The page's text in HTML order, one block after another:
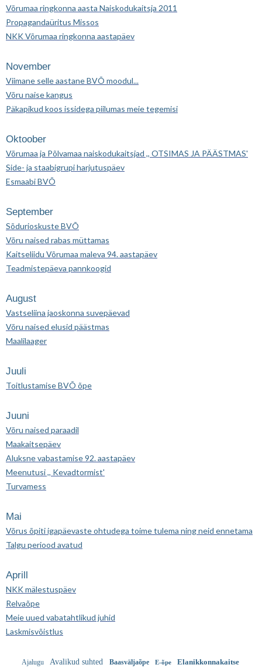
Võrumaa ringkonna aasta Naiskodukaitsja 2011
Propagandaüritus Missos
NKK Võrumaa ringkonna aastapäev
November
Viimane selle aastane BVÕ moodul...
Võru naise kangus
Päkapikud koos issidega piilumas meie tegemisi
Oktoober
Võrumaa ja Põlvamaa naiskodukaitsjad ,, OTSIMAS JA PÄÄSTMAS'
Side- ja staabigrupi harjutuspäev
Esmaabi BVÕ
September
Sõdurioskuste BVÕ
Võru naised rabas müttamas
Kaitseliidu Võrumaa maleva 94. aastapäev
Teadmistepäeva pannkoogid
August
Vastseliina jaoskonna suvepäevad
Võru naised elusid päästmas
Maalilaager
Juuli
Toitlustamise BVÕ õpe
Juuni
Võru naised paraadil
Maakaitsepäev
Aluksne vabastamise 92. aastapäev
Meenutusi ,, Kevadtormist'
Turvamess
Mai
Võrus õpiti igapäevaste ohtudega toime tulema ning neid ennetama
Talgu periood avatud
Aprill
NKK mälestuspäev
Relvaõpe
Meie uued vabatahtlikud juhid
Laskmisvõistlus
Ajalugu Avalikud suhted Baasväljaõpe E-õpe
Elanikkonnakaitse